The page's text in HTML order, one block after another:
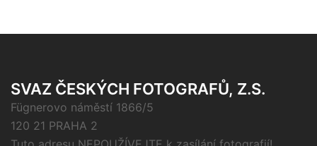
SVAZ ČESKÝCH FOTOGRAFŮ, Z.S.
Fügnerovo náměstí 1866/5
120 21 PRAHA 2